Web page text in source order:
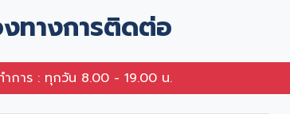
ทางการติดต่อ
ำการ : ทุกวัน 8.00 - 19.00 น.